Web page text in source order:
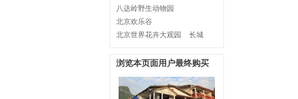
八达岭野生动物园
北京欢乐谷
北京世界花卉大观园
长城
浏览本页面用户最终购买